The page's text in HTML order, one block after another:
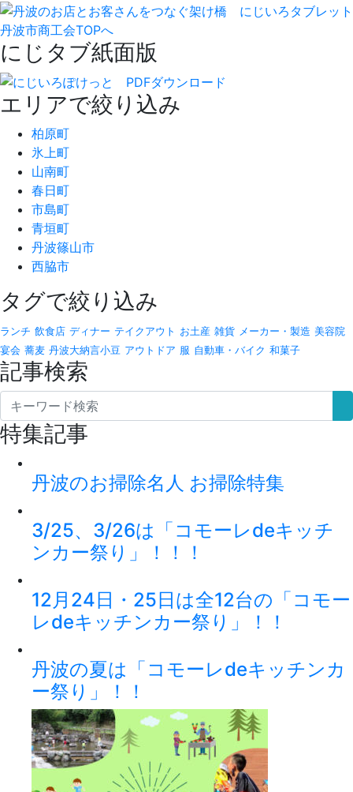
丹波市商工会TOPへ
にじタブ紙面版
エリアで絞り込み
柏原町
氷上町
山南町
春日町
市島町
青垣町
丹波篠山市
西脇市
タグで絞り込み
ランチ 飲食店 ディナー テイクアウト お土産 雑貨 メーカー・製造 美容院
宴会 蕎麦 丹波大納言小豆 アウトドア 服 自動車・バイク 和菓子
記事検索
特集記事
丹波のお掃除名人 お掃除特集
3/25、3/26は「コモーレdeキッチ
ンカー祭り」！！！
12月24日・25日は全12台の「コモー
レdeキッチンカー祭り」！！
丹波の夏は「コモーレdeキッチンカ
ー祭り」！！